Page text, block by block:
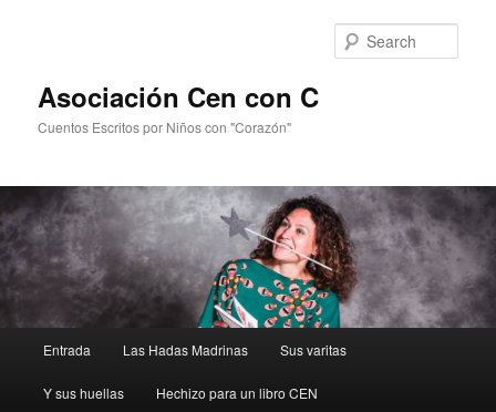
Asociación Cen con C
Cuentos Escritos por Niños con "Corazón"
Skip
to
Skip
to
Entrada Las Hadas Madrinas Sus varitas
Y sus huellas Hechizo para un libro CEN